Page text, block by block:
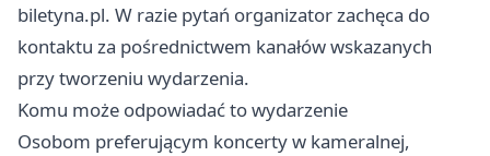
biletyna.pl. W razie pytań organizator zachęca do
kontaktu za pośrednictwem kanałów wskazanych
przy tworzeniu wydarzenia.
Komu może odpowiadać to wydarzenie
Osobom preferującym koncerty w kameralnej,